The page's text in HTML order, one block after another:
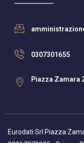
0307301655
Piazza Zamara
Eurodati Srl Piazza